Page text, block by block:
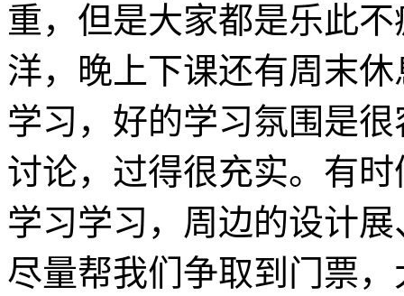
重，但是大家都是乐此
洋，晚上下课还有周末
学习，好的学习氛围是
讨论，过得很充实。有
学习学习，周边的设计
尽量帮我们争取到门票